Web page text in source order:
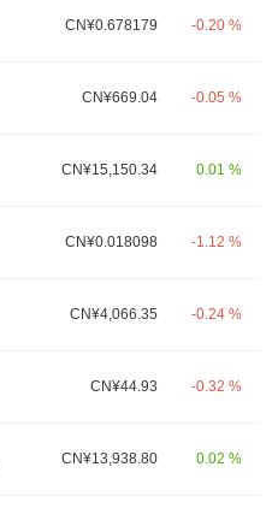
CN¥0.678179 -0.20 %
CN¥669.04 -0.05 %
CN¥15,150.34 0.01 %
CN¥0.018098 -1.12 %
CN¥4,066.35 -0.24 %
CN¥44.93 -0.32 %
CN¥13,938.80 0.02 %